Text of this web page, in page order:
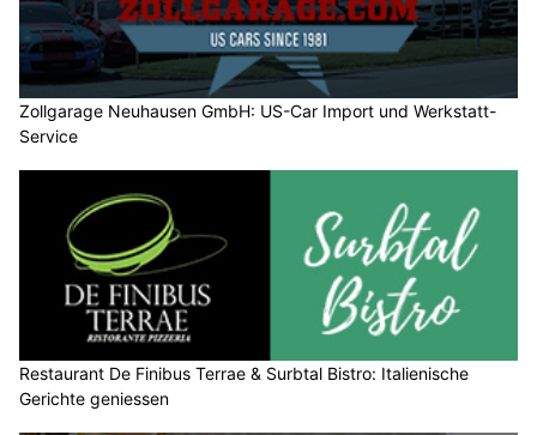
Zollgarage Neuhausen GmbH: US-Car Import und Werkstatt-
Service
Restaurant De Finibus Terrae & Surbtal Bistro: Italienische
Gerichte geniessen